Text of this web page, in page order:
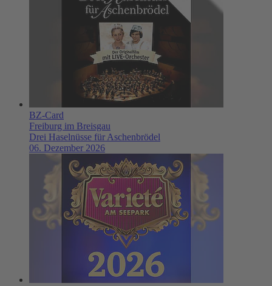
BZ-Card
Freiburg im Breisgau
Drei Haselnüsse für Aschenbrödel
06. Dezember 2026